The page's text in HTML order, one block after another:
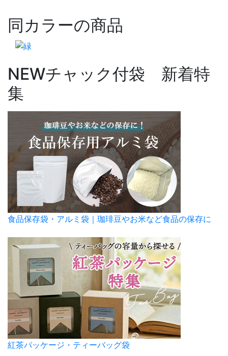
同カラーの商品
NEWチャック付袋 新着特
集
食品保存袋・アルミ袋｜珈琲豆やお米など食品の保存に
紅茶パッケージ・ティーバッグ袋